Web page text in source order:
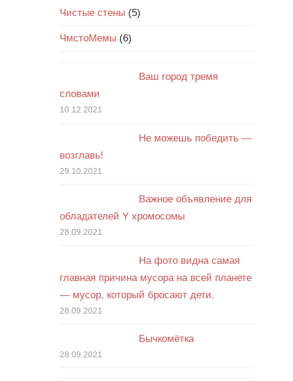
Чистые стены (5)
ЧмстоМемы (6)
Ваш город тремя
словами
10.12.2021
Не можешь победить —
возглавь!
29.10.2021
Важное объявление для
обладателей Y хромосомы
28.09.2021
На фото видна самая
главная причина мусора на всей планете
— мусор, который бросают дети.
28.09.2021
Бычкомётка
28.09.2021